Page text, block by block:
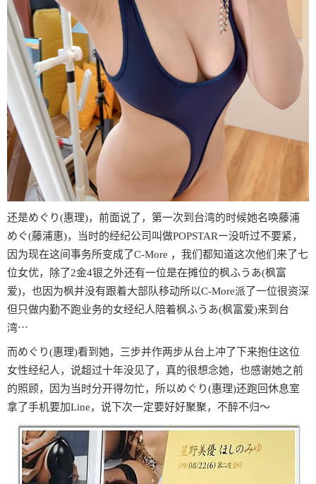
还是めぐり(惠理)，前面说了，第一次到台湾的时候她名唤藤浦
めぐ(藤浦惠)，当时的经纪公司叫做POPSTARー没听过不要紧，
因为现在这间事务所变成了C-More ，我们都知道这次他们来了七
位女优，除了2金4银之外还有一位是在摊位的枫ふうあ(枫富
爱)，也因为枫并没有跟着大部队移动所以C-More派了一位很资深
但只做内勤不跑业务的女经纪人陪着枫ふうあ(枫富爱)来到台
湾⋯
而めぐり(惠理)看到她，三步并作两步从台上冲了下来抱住这位
女性经纪人，说超过十年没见了，真的很想念她，也感谢她之前
的照顾，因为当时分开得勿忙，所以めぐり(惠理)还跑回休息室
拿了手机要加Line，说下次一定要好好聚聚，不醉不归〜